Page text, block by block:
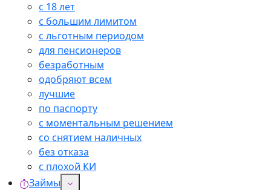
с 18 лет
с большим лимитом
с льготным периодом
для пенсионеров
безработным
одобряют всем
лучшие
по паспорту
с моментальным решением
со снятием наличных
без отказа
с плохой КИ
Займы